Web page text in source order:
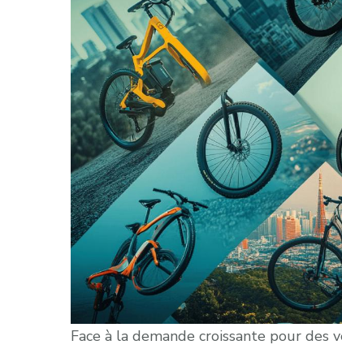
Face à la demande croissante pour